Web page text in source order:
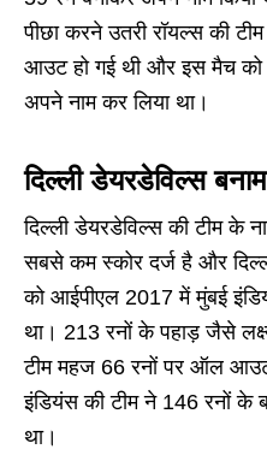
पीछा करने उतरी रॉयल्स की
आउट हो गई थी और इस मैच को
अपने नाम कर लिया था।
दिल्ली डेयरडेविल्स
दिल्ली डेयरडेविल्स की टीम के
सबसे कम स्कोर दर्ज है और
को आईपीएल 2017 में मुंबई
था। 213 रनों के पहाड़ जैसे
टीम महज 66 रनों पर ऑल
इंडियंस की टीम ने 146 रनों
था।